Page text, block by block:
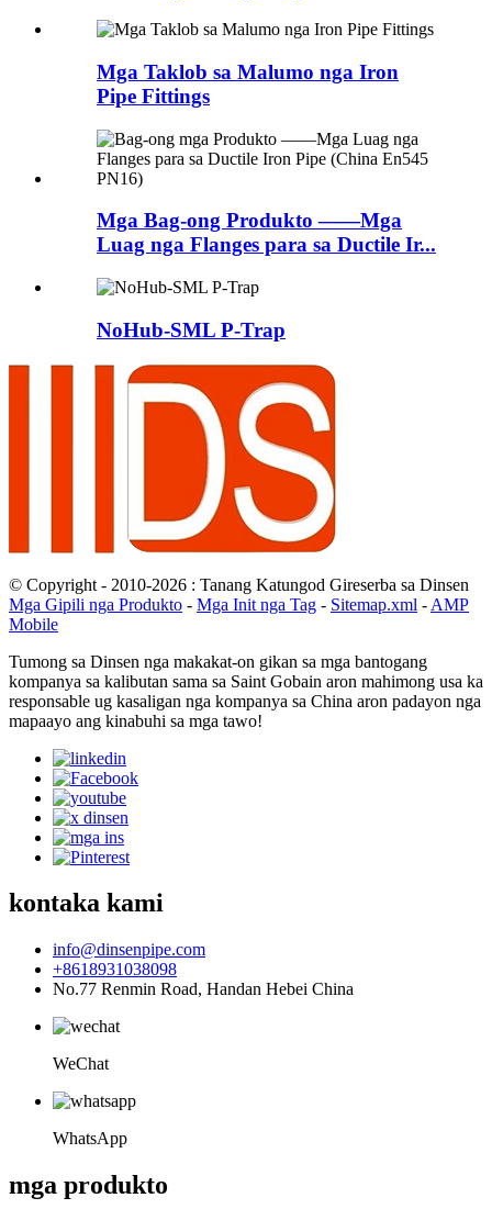
Mga Taklob sa Malumo nga Iron
Pipe Fittings
Mga Bag-ong Produkto ——Mga
Luag nga Flanges para sa Ductile Ir...
NoHub-SML P-Trap
© Copyright - 2010-2026 : Tanang Katungod Gireserba sa Dinsen
Mga Gipili nga Produkto - Mga Init nga Tag - Sitemap.xml - AMP
Mobile
Tumong sa Dinsen nga makakat-on gikan sa mga bantogang
kompanya sa kalibutan sama sa Saint Gobain aron mahimong usa ka
responsable ug kasaligan nga kompanya sa China aron padayon nga
mapaayo ang kinabuhi sa mga tawo!
kontaka kami
info@dinsenpipe.com
+8618931038098
No.77 Renmin Road, Handan Hebei China
WeChat
WhatsApp
mga produkto